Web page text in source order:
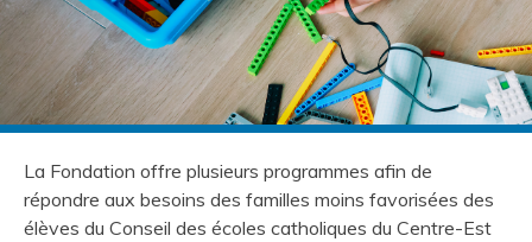
La Fondation offre plusieurs programmes afin de
répondre aux besoins des familles moins favorisées des
élèves du Conseil des écoles catholiques du Centre-Est